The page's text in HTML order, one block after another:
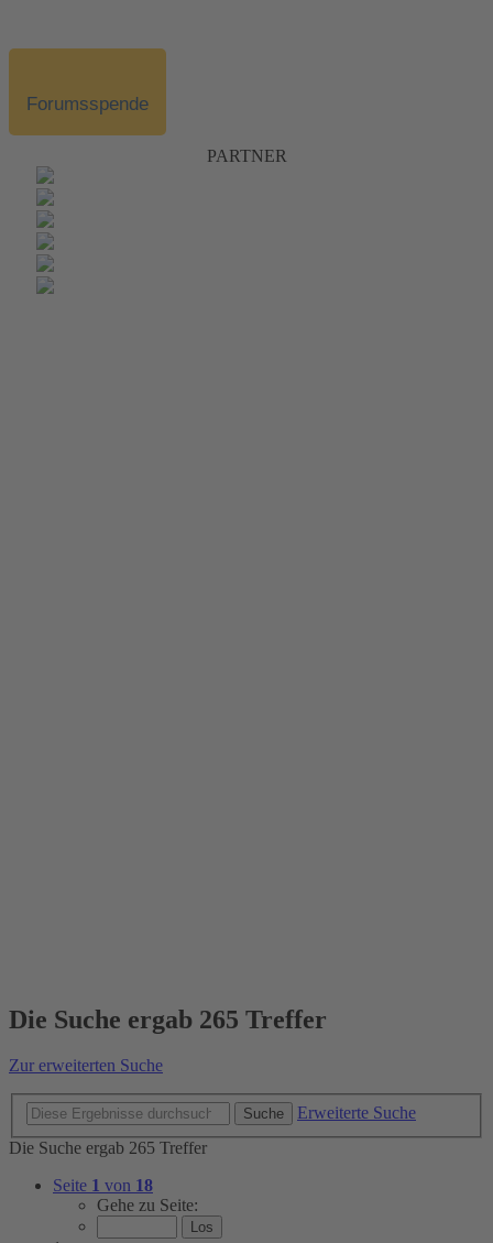
Forumsspende
PARTNER
Die Suche ergab 265 Treffer
Zur erweiterten Suche
Suche
Erweiterte Suche
Die Suche ergab 265 Treffer
Seite 1 von 18
Gehe zu Seite: